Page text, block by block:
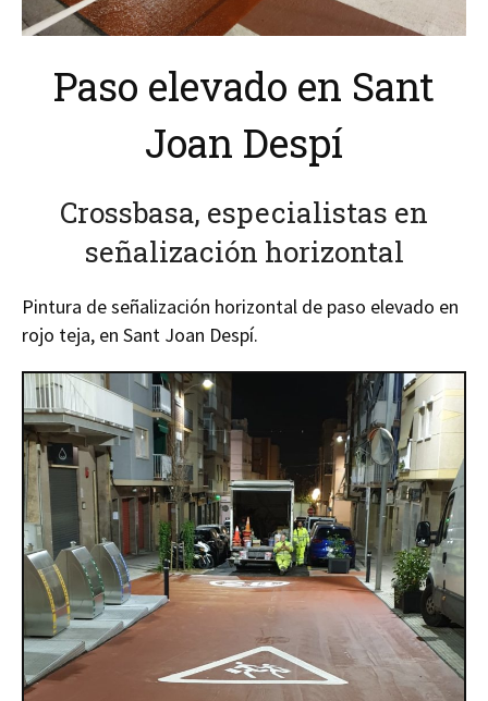
Paso elevado en Sant
Joan Despí
Crossbasa, especialistas en
señalización horizontal
Pintura de señalización horizontal de paso elevado en
rojo teja, en Sant Joan Despí.